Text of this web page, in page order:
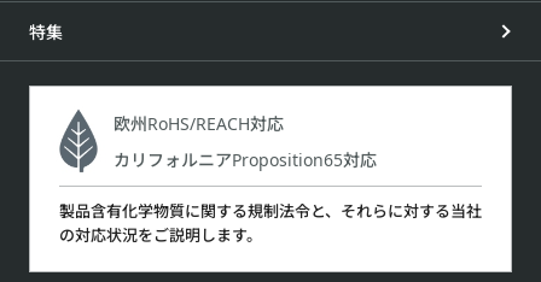
特集
欧州RoHS/REACH対応
カリフォルニアProposition65対応
製品含有化学物質に関する規制法令と、それらに対する当社
の対応状況をご説明します。